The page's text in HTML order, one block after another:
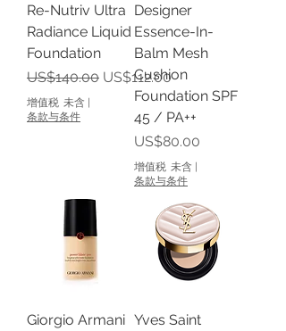
Re-Nutriv Ultra
Radiance Liquid
Foundation
一般價格
US$140.00 促銷價格
US$112.00
增值税 未含 |
条款与条件
Designer
Essence-In-
Balm Mesh
Cushion
Foundation SPF
45 / PA++
價格
US$80.00
增值税 未含 |
条款与条件
Giorgio Armani Yves Saint